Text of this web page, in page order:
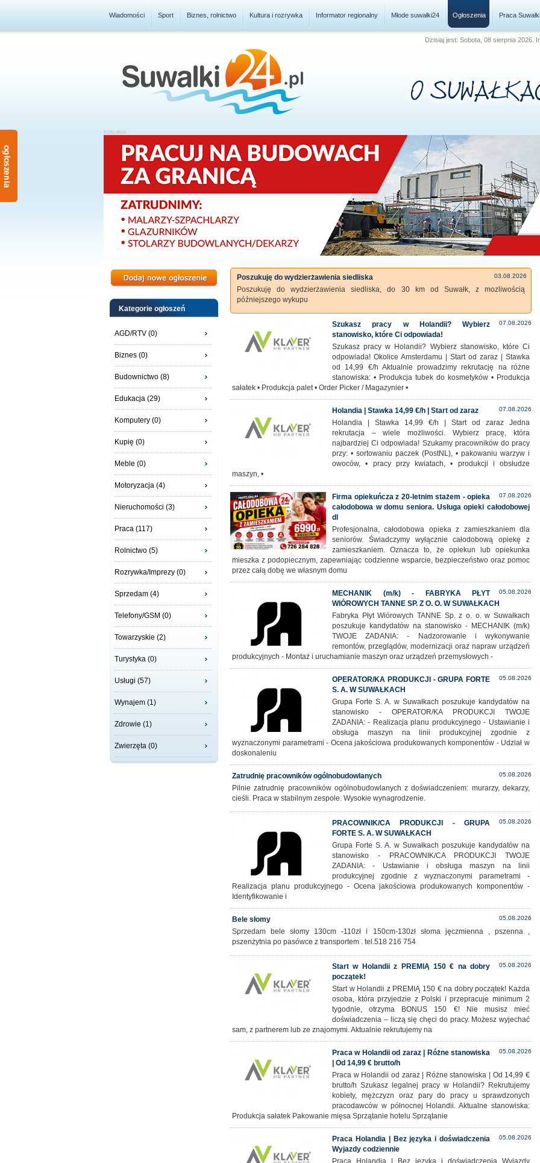
Wiadomości Sport Biznes, rolnictwo Kultura i rozrywka Informator regionalny Młode suwałki24 Ogłoszenia Praca Suwałki
Dzisiaj jest: Sobota, 08 sierpnia 2026.
Kategorie ogłoszeń
AGD/RTV (0)
Biznes (0)
Budownictwo (8)
Edukacja (29)
Komputery (0)
Kupię (0)
Meble (0)
Motoryzacja (4)
Nieruchomości (3)
Praca (117)
Rolnictwo (5)
Rozrywka/Imprezy (0)
Sprzedam (4)
Telefony/GSM (0)
Towarzyskie (2)
Turystyka (0)
Usługi (57)
Wynajem (1)
Zdrowie (1)
Zwierzęta (0)
03.08.2026
Poszukuję do wydzierżawienia siedliska
Poszukuję do wydzierżawienia siedliska, do 30 km od Suwałk, z mozliwością
późniejszego wykupu
07.08.2026
Szukasz pracy w Holandii? Wybierz
stanowisko, które Ci odpowiada!
Szukasz pracy w Holandii? Wybierz stanowisko, które Ci
odpowiada! Okolice Amsterdamu | Start od zaraz | Stawka
od 14,99 €/h Aktualnie prowadzimy rekrutację na różne
stanowiska: • Produkcja tubek do kosmetyków • Produkcja
sałatek • Produkcja palet • Order Picker / Magazynier •
07.08.2026
Holandia | Stawka 14,99 €/h | Start od zaraz
Holandia | Stawka 14,99 €/h | Start od zaraz Jedna
rekrutacja – wiele możliwości. Wybierz pracę, która
najbardziej Ci odpowiada! Szukamy pracowników do pracy
przy: • sortowaniu paczek (PostNL), • pakowaniu warzyw i
owoców, • pracy przy kwiatach, • produkcji i obsłudze
maszyn, •
07.08.2026
Firma opiekuńcza z 20-letnim stażem - opieka
całodobowa w domu seniora. Usługa opieki całodobowej
dl
Profesjonalna, całodobowa opieka z zamieszkaniem dla
seniorów. Świadczymy wyłącznie całodobową opiekę z
zamieszkaniem. Oznacza to, że opiekun lub opiekunka
mieszka z podopiecznym, zapewniając codzienne wsparcie, bezpieczeństwo oraz pomoc
przez całą dobę we własnym domu
05.08.2026
MECHANIK (m/k) - FABRYKA PŁYT
WIÓROWYCH TANNE SP. Z O. O. W SUWAŁKACH
Fabryka Płyt Wiórowych TANNE Sp. z o. o. w Suwałkach
poszukuje kandydatów na stanowisko - MECHANIK (m/k)
TWOJE ZADANIA: - Nadzorowanie i wykonywanie
remontów, przeglądów, modernizacji oraz napraw urządzeń
produkcyjnych - Montaż i uruchamianie maszyn oraz urządzeń przemysłowych -
05.08.2026
OPERATOR/KA PRODUKCJI - GRUPA FORTE
S. A. W SUWAŁKACH
Grupa Forte S. A. w Suwałkach poszukuje kandydatów na
stanowisko - OPERATOR/KA PRODUKCJI TWOJE
ZADANIA: - Realizacja planu produkcyjnego - Ustawianie i
obsługa maszyn na linii produkcyjnej zgodnie z
wyznaczonymi parametrami - Ocena jakościowa produkowanych komponentów - Udział w
doskonaleniu
05.08.2026
Zatrudnię pracowników ogólnobudowlanych
Pilnie zatrudnię pracowników ogólnobudowlanych z doświadczeniem: murarzy, dekarzy,
cieśli. Praca w stabilnym zespole. Wysokie wynagrodzenie.
05.08.2026
PRACOWNIK/CA PRODUKCJI - GRUPA
FORTE S. A. W SUWAŁKACH
Grupa Forte S. A. w Suwałkach poszukuje kandydatów na
stanowisko - PRACOWNIK/CA PRODUKCJI TWOJE
ZADANIA: - Ustawianie i obsługa maszyn na linii
produkcyjnej zgodnie z wyznaczonymi parametrami -
Realizacja planu produkcyjnego - Ocena jakościowa produkowanych komponentów -
Identyfikowanie i
05.08.2026
Bele słomy
Sprzedam bele słomy 130cm -110zł i 150cm-130zł słoma jęczmienna , pszenna ,
pszenżytnia po pasówce z transportem . tel.518 216 754
05.08.2026
Start w Holandii z PREMIĄ 150 € na dobry
początek!
Start w Holandii z PREMIĄ 150 € na dobry początek! Każda
osoba, która przyjedzie z Polski i przepracuje minimum 2
tygodnie, otrzyma BONUS 150 €! Nie musisz mieć
doświadczenia – liczą się chęci do pracy. Możesz wyjechać
sam, z partnerem lub ze znajomymi. Aktualnie rekrutujemy na
05.08.2026
Praca w Holandii od zaraz | Różne stanowiska
| Od 14,99 € brutto/h
Praca w Holandii od zaraz | Różne stanowiska | Od 14,99 €
brutto/h Szukasz legalnej pracy w Holandii? Rekrutujemy
kobiety, mężczyzn oraz pary do pracy u sprawdzonych
pracodawców w północnej Holandii. Aktualne stanowiska:
Produkcja sałatek Pakowanie mięsa Sprzątanie hotelu Sprzątanie
05.08.2026
Praca Holandia | Bez języka i doświadczenia
Wyjazdy codziennie
Praca Holandia | Bez języka i doświadczenia Wyjazdy